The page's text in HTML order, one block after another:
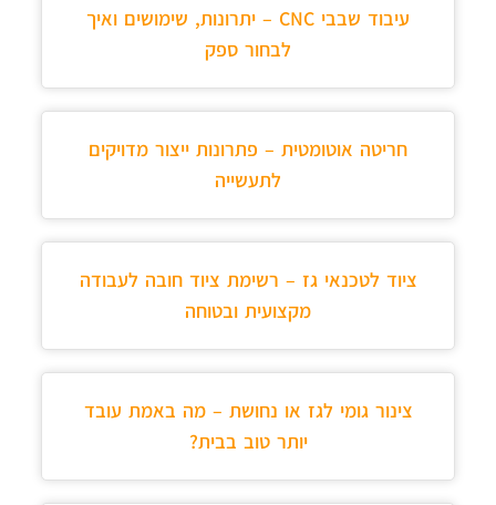
עיבוד שבבי CNC – יתרונות, שימושים ואיך
לבחור ספק
חריטה אוטומטית – פתרונות ייצור מדויקים
לתעשייה
ציוד לטכנאי גז – רשימת ציוד חובה לעבודה
מקצועית ובטוחה
צינור גומי לגז או נחושת – מה באמת עובד
יותר טוב בבית?